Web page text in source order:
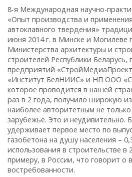
8-я Международная научно-
«Опыт производства и
автоклавного твердения»
июня 2014 г. в Минске и Могилеве
Министерства архитектуры и
строителей Республики Беларусь,
предприятий
«Институт БелНИИС» и НП ООО
которое проводится в нашей
раз в 2 года, получило широкую
наиболее авторитетным не
зарубежье. Это и неудивительно.
удерживает первое место по
газобетона на душу населения –
использования в строи­тельстве
примеру, в России, что говорит о
востребованности.